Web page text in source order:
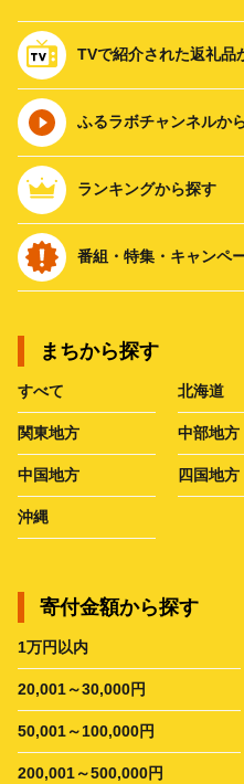
TVで紹介された返礼品
ふるラボチャンネルか
ランキングから探す
番組・特集・キャンペ
まちから探す
すべて 北海道
関東地方 中部地方
中国地方 四国地方
沖縄
寄付金額から探す
1万円以内
20,001～30,000円
50,001～100,000円
200,001～500,000円